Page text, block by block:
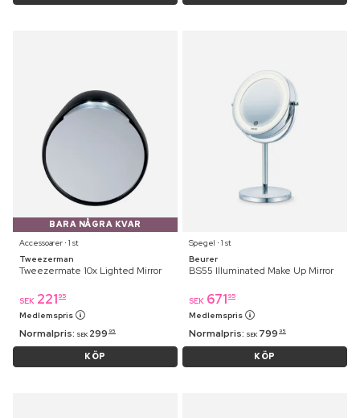
BARA NÅGRA KVAR
Accessoarer ⋅ 1 st
Tweezerman
Tweezermate 10x Lighted Mirror
SEK 221 95
Medlemspris
Normalpris: SEK 299 95
KÖP
Spegel ⋅ 1 st
Beurer
BS55 Illuminated Make Up Mirror
SEK 671 95
Medlemspris
Normalpris: SEK 799 95
KÖP